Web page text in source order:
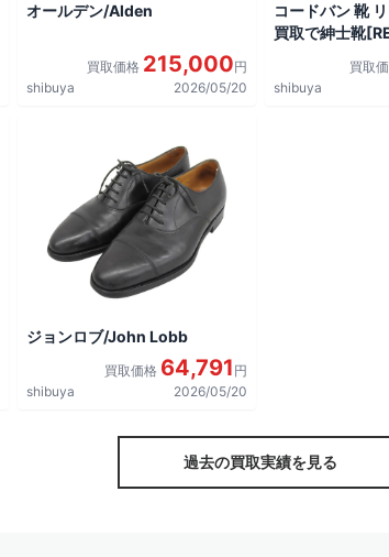
オールデン/Alden
買取価格 215,000円
shibuya
2026/05/20
コードバン 靴
買取で紳士靴
買取
shibuya
ジョンロブ/John Lobb
買取価格 64,791 円
shibuya
2026/05/20
過去の買取実績を見る